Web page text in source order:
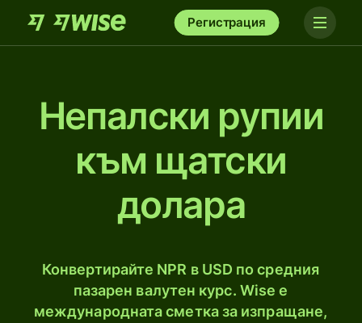
Регистрация
Непалски рупии
към щатски
долара
Конвертирайте NPR в USD по средния
пазарен валутен курс. Wise е
международната сметка за изпращане,